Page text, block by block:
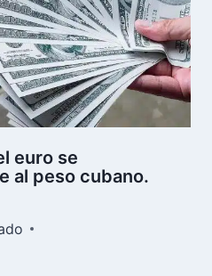
euro se
al peso cubano.